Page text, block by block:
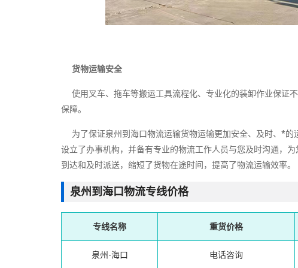
货物运输安全
使用叉车、拖车等搬运工具流程化、专业化的装卸作业保证
保障。
为了保证泉州到海口物流运输货物运输更加安全、及时、*的
设立了办事机构，并备有专业的物流工作人员与您及时沟通，
到达和及时派送，缩短了货物在途时间，提高了物流运输效率。
泉州到海口物流专线价格
专线名称 重货价格
泉州-海口 电话咨询